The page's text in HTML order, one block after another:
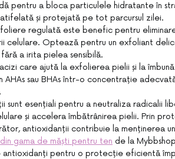
pentru a bloca particulele hidratante în
și protejată pe tot parcursul zilei.
regulată este benefic pentru
celulare. Optează pentru un exfoliant
a irita pielea sensibilă.
care ajută la exfolierea pielii și la
AHAs sau BHAs într-o concentrație
sunt esențiali pentru a neutraliza radicalii
și accelera îmbătrânirea pielii. Prin
antioxidanții contribuie la menținerea
din gama de măști pentru ten de la
pentru o protecție eficientă